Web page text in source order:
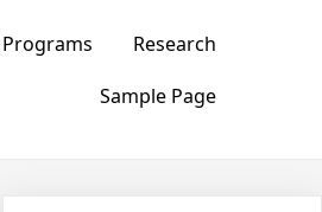
Programs
Research
Sample Page